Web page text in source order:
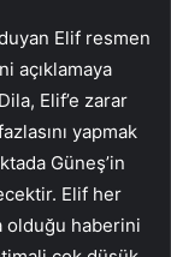
Elif resmen
açıklamaya
Elif’e zarar
yapmak
Güneş’in
Elif her
olduğu haberini